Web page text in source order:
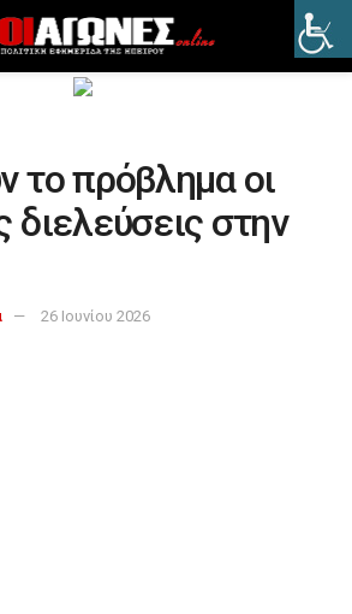
το πρόβλημα οι
διελεύσεις στην
26 Ιουνίου 2026